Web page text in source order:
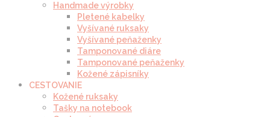
Handmade výrobky
Pletené kabelky
Vyšívané ruksaky
Vyšívané peňaženky
Tamponované diáre
Tamponované peňaženky
Kožené zápisníky
CESTOVANIE
Kožené ruksaky
Tašky na notebook